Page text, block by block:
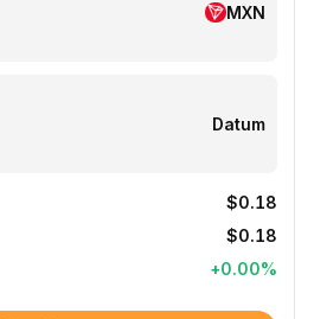
MXN
Datum
$0.18
$0.18
+0.00%